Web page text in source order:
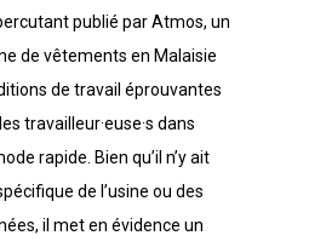
publié par Atmos, un
de vêtements en Malaisie
de travail éprouvantes
travailleur·euse·s dans
rapide. Bien qu’il n’y ait
de l’usine ou des
il met en évidence un